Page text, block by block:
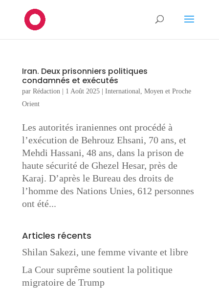
Iran. Deux prisonniers politiques
condamnés et exécutés
par Rédaction| 1 Août 2025| International, Moyen et Proche
Orient
Les autorités iraniennes ont procédé à
l’exécution de Behrouz Ehsani, 70 ans, et
Mehdi Hassani, 48 ans, dans la prison de
haute sécurité de Ghezel Hesar, près de
Karaj. D’après le Bureau des droits de
l’homme des Nations Unies, 612 personnes
ont été...
Articles récents
Shilan Sakezi, une femme vivante et libre
La Cour suprême soutient la politique
migratoire de Trump